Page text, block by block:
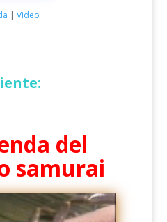
| Video
del
samurai